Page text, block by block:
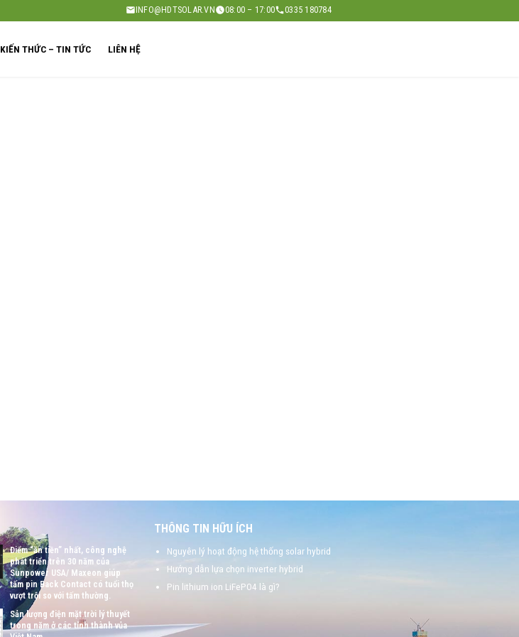
INFO@HDTSOLAR.VN 08:00 – 17:00 0335 180784
KIẾN THỨC – TIN TỨC LIÊN HỆ
Điểm “ăn tiền” nhất, công nghệ
phát triển trên 30 năm của
Sunpower USA/ Maxeon giúp
tấm pin Back Contact có tuổi thọ
vượt trội so với tấm thường.
Sản lượng điện mặt trời lý thuyết
trong năm ở các tỉnh thành vủa
THÔNG TIN HỮU ÍCH
Nguyên lý hoạt động hệ thống solar hybrid
Hướng dẫn lựa chọn inverter hybrid
Pin lithium ion LiFePO4 là gì?